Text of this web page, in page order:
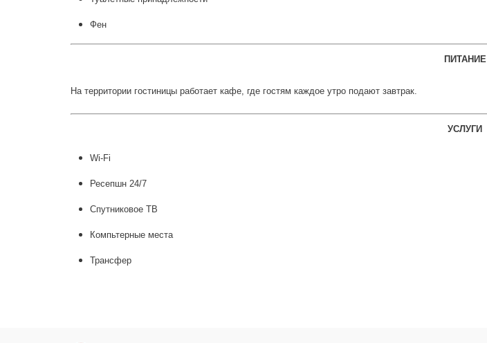
Фен
ПИТАНИЕ
На территории гостиницы работает кафе, где гостям каждое утро подают завтрак.
УСЛУГИ
Wi-Fi
Ресепшн 24/7
Спутниковое ТВ
Компьтерные места
Трансфер